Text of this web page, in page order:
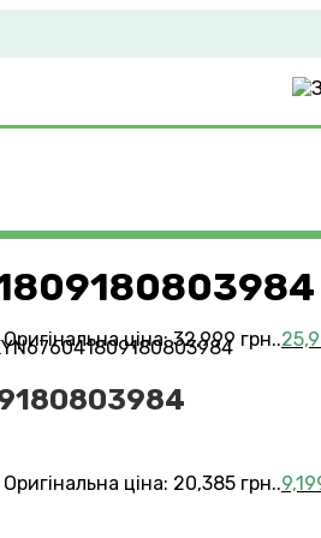
Оригінальна ціна: 32,999 грн..
Оригінальна ціна: 20,385 грн..